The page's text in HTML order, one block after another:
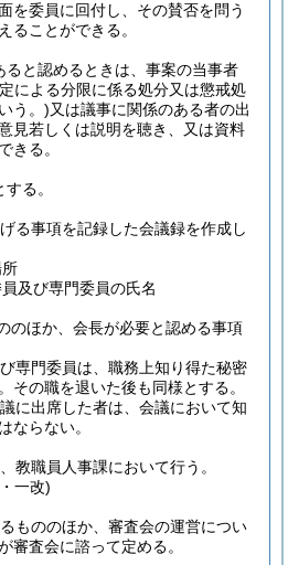
を委員に回付し、その賛否を問う
ることができる。
ると認めるときは、事案の当事者
による分限に係る処分又は懲戒処
う。)又は議事に関係のある者の出
見若しくは説明を聴き、又は資料
きる。
る。
る事項を記録した会議録を作成し
及び専門委員の氏名
のほか、会長が必要と認める事項
専門委員は、職務上知り得た秘密
その職を退いた後も同様とする。
に出席した者は、会議において知
ならない。
教職員人事課において行う。
一改)
もののほか、審査会の運営につい
審査会に諮って定める。